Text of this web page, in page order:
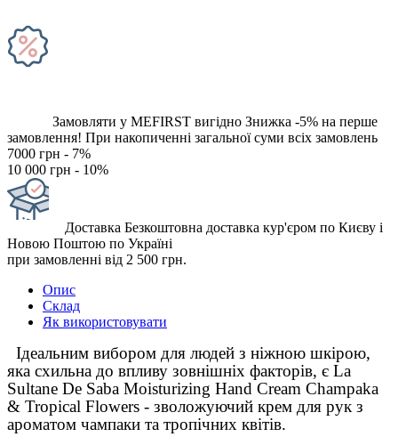
Замовляти у MEFIRST вигідно Знижка -5% на перше
замовлення! При накопиченні загальної суми всіх замовлень
7000 грн - 7%
10 000 грн - 10%
Доставка Безкоштовна доставка кур'єром по Києву і
Новою Поштою по Україні
при замовленні від 2 500 грн.
Опис
Склад
Як використовувати
Ідеальним вибором для людей з ніжною шкірою,
яка схильна до впливу зовнішніх факторів, є La
Sultane De Saba Moisturizing Hand Cream Champaka
& Tropical Flowers - зволожуючий крем для рук з
ароматом чампаки та тропічних квітів.